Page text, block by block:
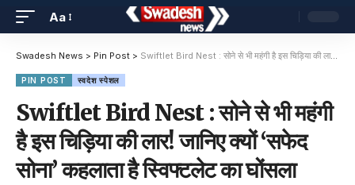
Aa
Swadesh News > Pin Post > Swiftlet Bird Nest : सोने से भी महंगी है इस चिड़िया की लार! जानिए क्यों ‘सफेद सोना’ कहलाता है स्विफ्टलेट का घोंसला
PIN POST स्वदेश स्पेशल
Swiftlet Bird Nest : सोने से भी महंगी
है इस चिड़िया की लार! जानिए क्यों ‘सफेद
सोना’ कहलाता है स्विफ्टलेट का घोंसला